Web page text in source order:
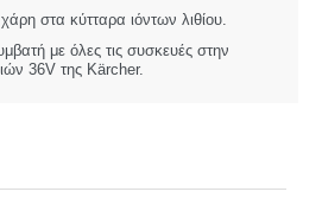
στα κύτταρα ιόντων λιθίου.
με όλες τις συσκευές στην
36V της Kärcher.